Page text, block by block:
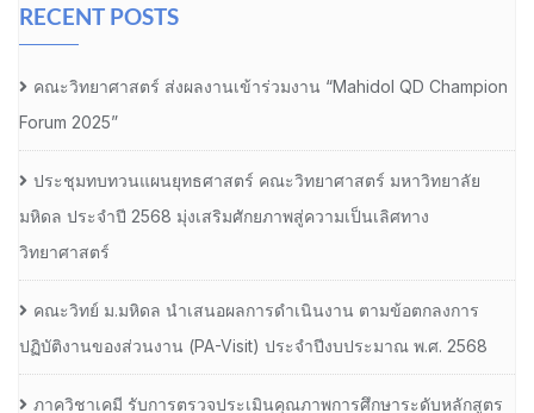
RECENT POSTS
คณะวิทยาศาสตร์ ส่งผลงานเข้าร่วมงาน “Mahidol QD Champion
Forum 2025”
ประชุมทบทวนแผนยุทธศาสตร์ คณะวิทยาศาสตร์ มหาวิทยาลัย
มหิดล ประจำปี 2568 มุ่งเสริมศักยภาพสู่ความเป็นเลิศทาง
วิทยาศาสตร์
คณะวิทย์ ม.มหิดล นำเสนอผลการดำเนินงาน ตามข้อตกลงการ
ปฏิบัติงานของส่วนงาน (PA-Visit) ประจำปีงบประมาณ พ.ศ. 2568
ภาควิชาเคมี รับการตรวจประเมินคุณภาพการศึกษาระดับหลักสูตร